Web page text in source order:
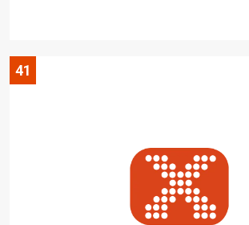
41